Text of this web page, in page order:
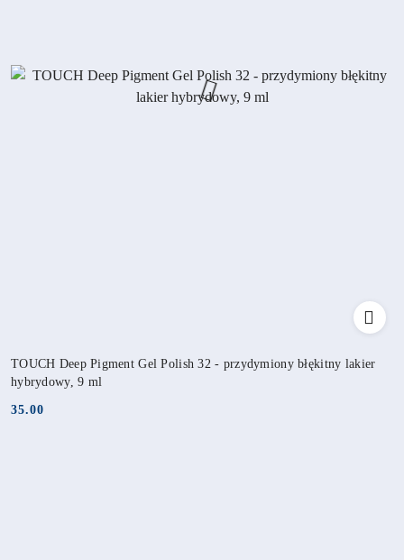
TOUCH Deep Pigment Gel Polish 32 - przydymiony błękitny lakier
hybrydowy, 9 ml
Cena:
35.00